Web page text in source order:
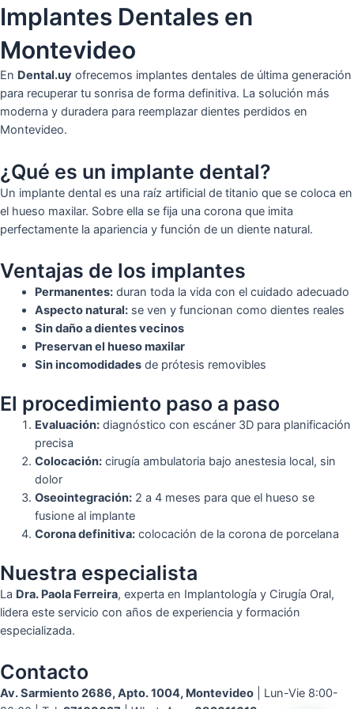
Implantes Dentales en
Montevideo
En Dental.uy ofrecemos implantes dentales de última generación
para recuperar tu sonrisa de forma definitiva. La solución más
moderna y duradera para reemplazar dientes perdidos en
Montevideo.
¿Qué es un implante dental?
Un implante dental es una raíz artificial de titanio que se coloca en
el hueso maxilar. Sobre ella se fija una corona que imita
perfectamente la apariencia y función de un diente natural.
Ventajas de los implantes
Permanentes:duran toda la vida con el cuidado adecuado
Aspecto natural:se ven y funcionan como dientes reales
Sin daño a dientes vecinos
Preservan el hueso maxilar
Sin incomodidadesde prótesis removibles
El procedimiento paso a paso
Evaluación:diagnóstico con escáner 3D para planificación
precisa
Colocación:cirugía ambulatoria bajo anestesia local, sin
dolor
Oseointegración:2 a 4 meses para que el hueso se
fusione al implante
Corona definitiva:colocación de la corona de porcelana
Nuestra especialista
La Dra. Paola Ferreira, experta en Implantología y Cirugía Oral,
lidera este servicio con años de experiencia y formación
especializada.
Contacto
Av. Sarmiento 2686, Apto. 1004, Montevideo | Lun-Vie 8:00-